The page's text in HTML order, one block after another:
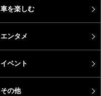
車を楽しむ
エンタメ
イベント
その他